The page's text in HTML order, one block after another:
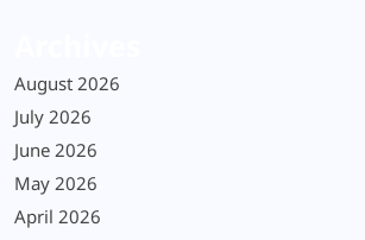
August 2026
July 2026
June 2026
May 2026
April 2026